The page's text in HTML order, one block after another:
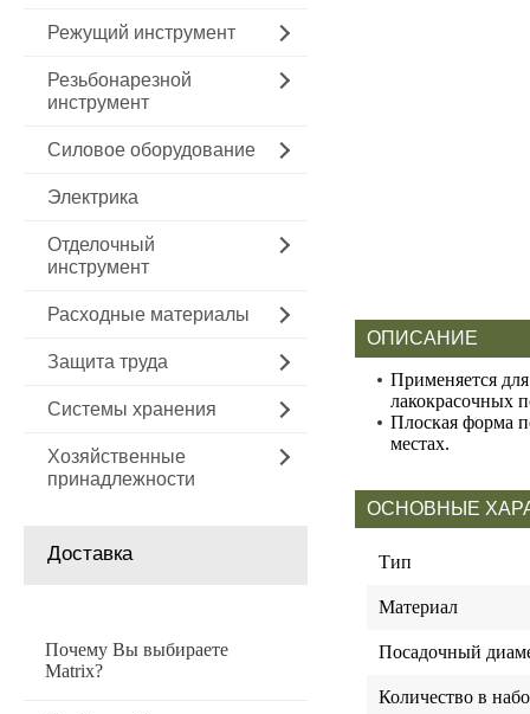
Режущий инструмент
Резьбонарезной
инструмент
Силовое оборудование
Электрика
Отделочный
инструмент
Расходные материалы
Защита труда
Системы хранения
Хозяйственные
принадлежности
Доставка
Почему Вы выбираете
Matrix?
ОПИСАНИЕ
Применяется
лакокрасочных
Плоская форма
местах.
ОСНОВНЫЕ
Тип
Материал
Посадочный
Количество в